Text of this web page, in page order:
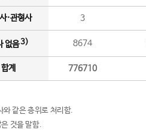
·관형사 3
없음3) 8674
합계 776710
와 같은 층위로 처리함.
은 것을 말함.